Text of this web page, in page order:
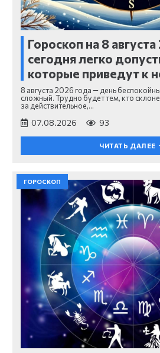
Гороскоп на 8
сегодня легко
которые приведут к
8 августа 2026 года — день
сложный. Трудно будет тем, кто
за действительное,…
07.08.2026 93
ЧИТАТЬ ДАЛЕЕ
ГОРОСКОП